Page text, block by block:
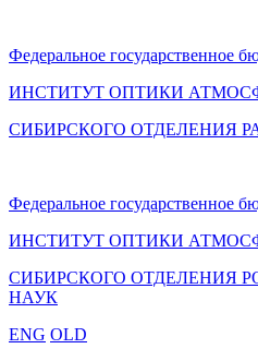
Федеральное государственное
ИНСТИТУТ ОПТИКИ
СИБИРСКОГО ОТДЕЛЕНИЯ
Федеральное государственное
ИНСТИТУТ ОПТИКИ
СИБИРСКОГО ОТДЕЛЕНИЯ
НАУК
ENG OLD